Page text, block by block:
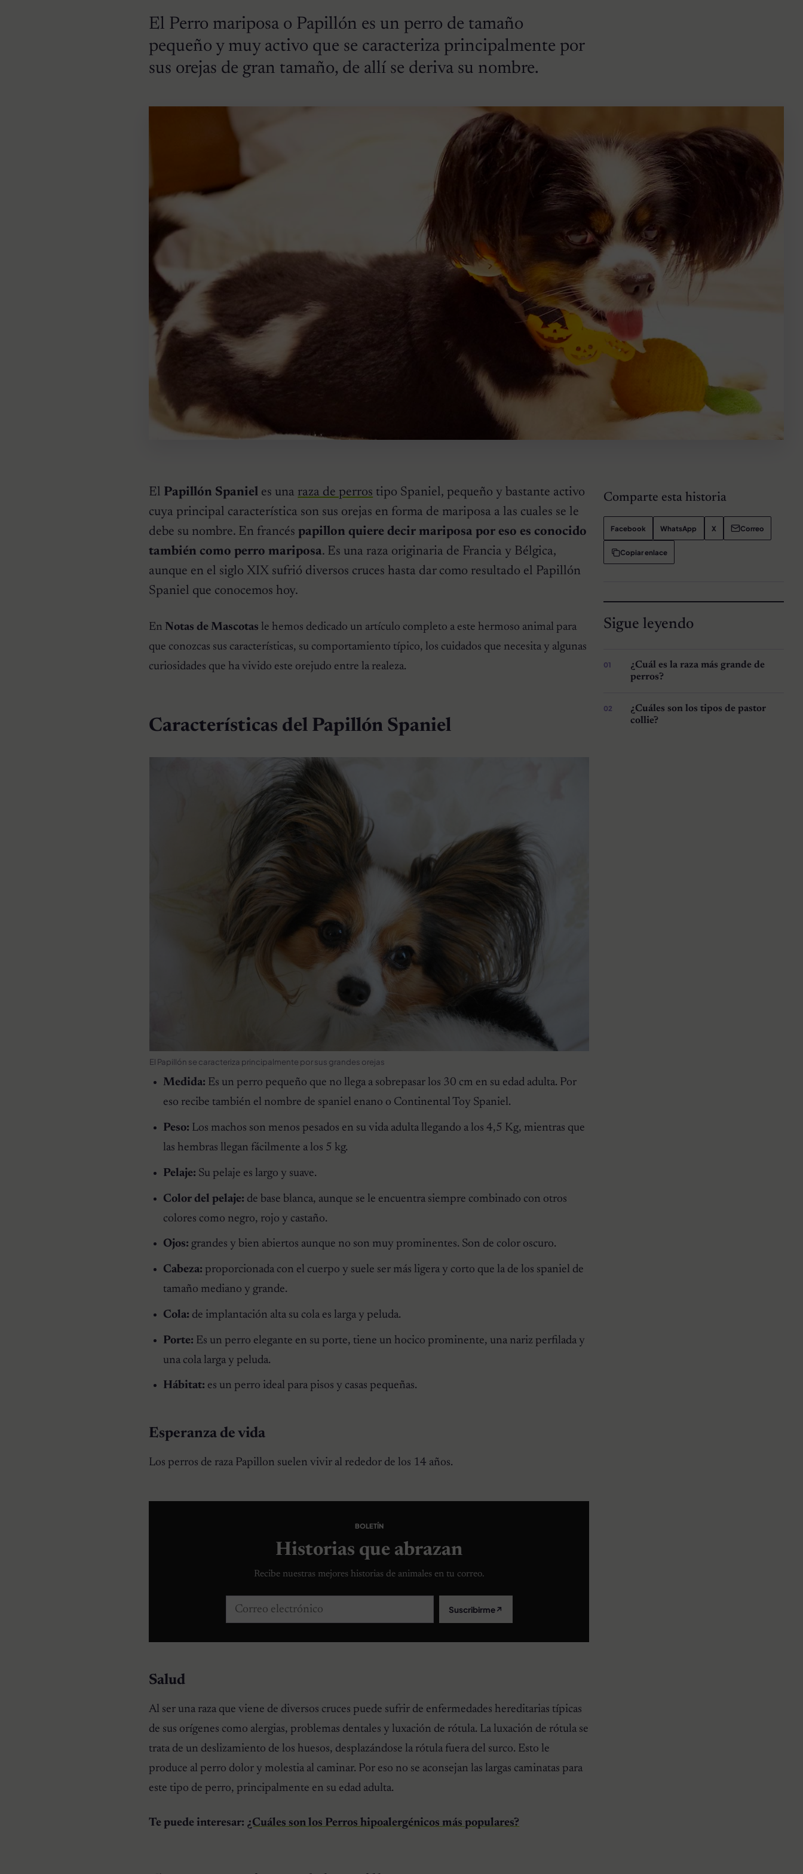
El Perro mariposa o Papillón es un perro de tamaño
pequeño y muy activo que se caracteriza principalmente por
sus orejas de gran tamaño, de allí se deriva su nombre.
El Papillón Spaniel es una raza de perros tipo Spaniel, pequeño y bastante activo
cuya principal característica son sus orejas en forma de mariposa a las cuales se le
debe su nombre. En francéspapillon quiere decir mariposa por eso es conocido
también como perro mariposa. Es una raza originaria de Francia y Bélgica,
aunque en el siglo XIX sufrió diversos cruces hasta dar como resultado el Papillón
Spaniel que conocemos hoy.
En Notas de Mascotas le hemos dedicado un artículo completo a este hermoso animal para
que conozcas sus características, su comportamiento típico, los cuidados que necesita y algunas
curiosidades que ha vivido este orejudo entre la realeza.
Características del Papillón Spaniel
El Papillón se caracteriza principalmente por sus grandes orejas
Medida: Es un perro pequeño que no llega a sobrepasar los 30 cm en su edad adulta. Por
eso recibe también el nombre de spaniel enano o Continental Toy Spaniel.
Peso: Los machos son menos pesados en su vida adulta llegando a los 4,5 Kg, mientras que
las hembras llegan fácilmente a los 5 kg.
Pelaje: Su pelaje es largo y suave.
Color del pelaje: de base blanca, aunque se le encuentra siempre combinado con otros
colores como negro, rojo y castaño.
Ojos: grandes y bien abiertos aunque no son muy prominentes. Son de color oscuro.
Cabeza: proporcionada con el cuerpo y suele ser más ligera y corto que la de los spaniel de
tamaño mediano y grande.
Cola: de implantación alta su cola es larga y peluda.
Porte: Es un perro elegante en su porte, tiene un hocico prominente, una nariz perfilada y
una cola larga y peluda.
Hábitat: es un perro ideal para pisos y casas pequeñas.
Esperanza de vida
Los perros de raza Papillon suelen vivir al rededor de los 14 años.
BOLETÍN
Historias que abrazan
Recibe nuestras mejores historias de animales en tu correo.
Correo electrónico Suscribirme↗
Salud
Al ser una raza que viene de diversos cruces puede sufrir de enfermedades hereditarias típicas
de sus orígenes como alergias, problemas dentales y luxación de rótula. La luxación de rótula se
trata de un deslizamiento de los huesos, desplazándose la rótula fuera del surco. Esto le
produce al perro dolor y molestia al caminar. Por eso no se aconsejan las largas caminatas para
este tipo de perro, principalmente en su edad adulta.
Te puede interesar: ¿Cuáles son los Perros hipoalergénicos más populares?
Comparte esta historia
Facebook WhatsApp X Correo
Copiar enlace
Sigue leyendo
¿Cuál es la raza más grande de
perros?
¿Cuáles son los tipos de pastor
collie?